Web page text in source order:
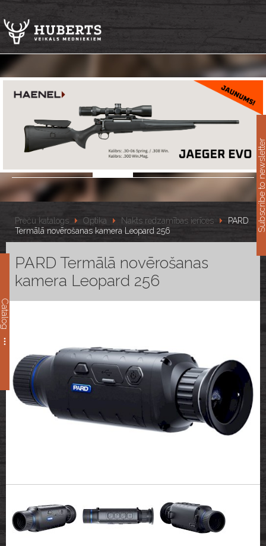
Catalog
Preču katalogs Optika Nakts redzamības ierīces
PARD
Termālā novērošanas kamera Leopard 256
PARD Termālā novērošanas
kamera Leopard 256
Subscribe